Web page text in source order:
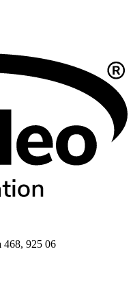
468, 925 06